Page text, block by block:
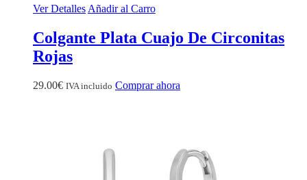
Ver Detalles Añadir al Carro
Colgante Plata Cuajo De Circonitas
Rojas
29.00€ IVA incluido Comprar ahora